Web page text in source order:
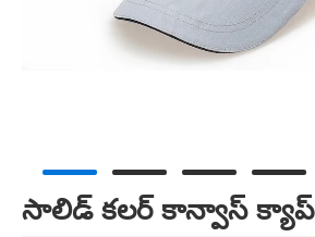
సాలిడ్ కలర్ కాన్వాస్ క్యాప్